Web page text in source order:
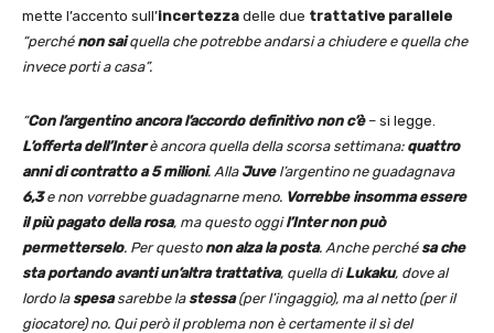
mette l’accento sull’incertezza delle due trattative parallele
“perché non saiquella che potrebbe andarsi a chiudere e quella che
invece porti a casa”.
“Con l’argentino ancora l’accordo definitivo non c’è – si legge.
L’offerta dell’Interè ancora quella della scorsa settimana: quattro
anni di contratto a 5 milioni. Alla Juvel’argentino ne guadagnava
6,3e non vorrebbe guadagnarne meno. Vorrebbe insomma essere
il più pagato della rosa, ma questo oggil’Inter non può
permetterselo. Per questo non alza la posta. Anche perché sa che
sta portando avanti un’altra trattativa, quella diLukaku, dove al
lordo la spesasarebbe la stessa(per l’ingaggio), ma al netto (per il
giocatore) no. Qui però il problema non è certamente il sì del